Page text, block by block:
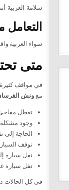
سلامة العربية
التعامل
سواء العربية
متى
في مواقف
معونش
تعطل مفاجئ
وجود مشكلة
الحاجة إلى
توقف
نقل سيارة
نقل سيارة
في كل الحالات